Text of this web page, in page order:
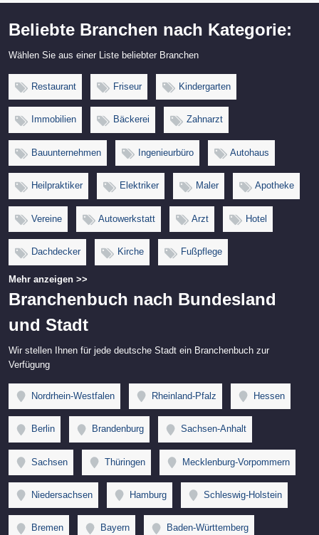
Beliebte Branchen nach Kategorie:
Wählen Sie aus einer Liste beliebter Branchen
Restaurant Friseur Kindergarten
Immobilien Bäckerei Zahnarzt
Bauunternehmen Ingenieurbüro Autohaus
Heilpraktiker Elektriker Maler Apotheke
Vereine Autowerkstatt Arzt Hotel
Dachdecker Kirche Fußpflege
Mehr anzeigen >>
Branchenbuch nach Bundesland
und Stadt
Wir stellen Ihnen für jede deutsche Stadt ein Branchenbuch zur
Verfügung
Nordrhein-Westfalen Rheinland-Pfalz Hessen
Berlin Brandenburg Sachsen-Anhalt
Sachsen Thüringen Mecklenburg-Vorpommern
Niedersachsen Hamburg Schleswig-Holstein
Bremen Bayern Baden-Württemberg